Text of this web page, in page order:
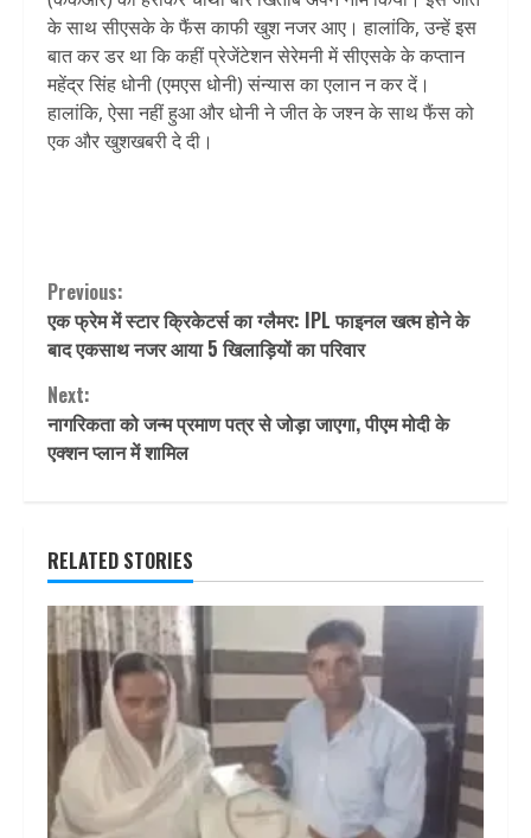
के साथ सीएसके के फैंस काफी खुश नजर आए। हालांकि, उन्हें इस
बात कर डर था कि कहीं प्रेजेंटेशन सेरेमनी में सीएसके के कप्तान
महेंद्र सिंह धोनी (एमएस धोनी) संन्यास का एलान न कर दें।
हालांकि, ऐसा नहीं हुआ और धोनी ने जीत के जश्न के साथ फैंस को
एक और खुशखबरी दे दी।
Continue
Reading
Previous:
एक फ्रेम में स्टार क्रिकेटर्स का ग्लैमर: IPL फाइनल खत्म होने के
बाद एकसाथ नजर आया 5 खिलाड़ियों का परिवार
Next:
नागरिकता को जन्म प्रमाण पत्र से जोड़ा जाएगा, पीएम मोदी के
एक्शन प्लान में शामिल
RELATED STORIES